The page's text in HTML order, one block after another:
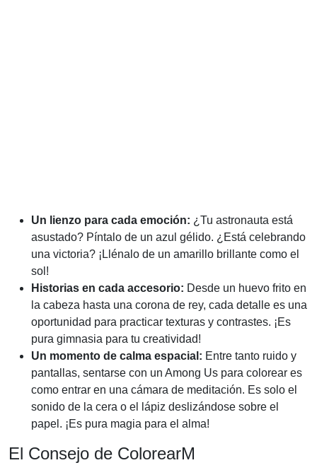
Un lienzo para cada emoción: ¿Tu astronauta está
asustado? Píntalo de un azul gélido. ¿Está celebrando
una victoria? ¡Llénalo de un amarillo brillante como el
sol!
Historias en cada accesorio: Desde un huevo frito en
la cabeza hasta una corona de rey, cada detalle es una
oportunidad para practicar texturas y contrastes. ¡Es
pura gimnasia para tu creatividad!
Un momento de calma espacial: Entre tanto ruido y
pantallas, sentarse con un Among Us para colorear es
como entrar en una cámara de meditación. Es solo el
sonido de la cera o el lápiz deslizándose sobre el
papel. ¡Es pura magia para el alma!
El Consejo de ColorearM